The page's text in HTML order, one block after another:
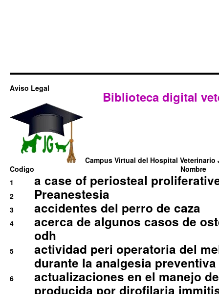
Aviso Legal
Biblioteca digital
Campus Virtual del Hospital Veterinario
Codigo
Nombre
1
a case of periosteal
2 Preanestesia
3 accidentes del perro de caza
4
acerca de algunos casos de
odh
5
actividad peri operatoria del
durante la analgesia
6
actualizaciones en el manejo
producida por dirofilaria